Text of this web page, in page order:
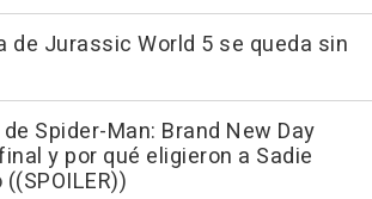
de Jurassic World 5 se queda sin
Spider-Man: Brand New Day
y por qué eligieron a Sadie